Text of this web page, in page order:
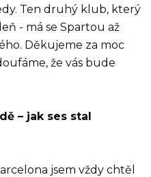
Ten druhý klub, který
- má se Spartou až
Děkujeme za moc
že vás bude
– jak ses stal
jsem vždy chtěl